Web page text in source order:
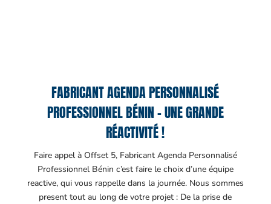
FABRICANT AGENDA PERSONNALISÉ
PROFESSIONNEL BÉNIN – UNE GRANDE
RÉACTIVITÉ !
Faire appel à Offset 5, Fabricant Agenda Personnalisé
Professionnel Bénin c’est faire le choix d’une équipe
reactive, qui vous rappelle dans la journée. Nous sommes
present tout au long de votre projet : De la prise de